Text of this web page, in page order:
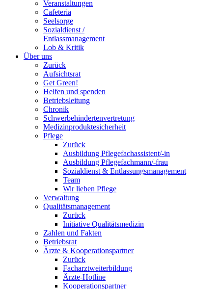
Veranstaltungen
Cafeteria
Seelsorge
Sozialdienst /
Entlassmanagement
Lob & Kritik
Über uns
Zurück
Aufsichtsrat
Get Green!
Helfen und spenden
Betriebsleitung
Chronik
Schwerbehindertenvertretung
Medizinproduktesicherheit
Pflege
Zurück
Ausbildung Pflegefachassistent/-in
Ausbildung Pflegefachmann/-frau
Sozialdienst & Entlassungsmanagement
Team
Wir lieben Pflege
Verwaltung
Qualitätsmanagement
Zurück
Initiative Qualitätsmedizin
Zahlen und Fakten
Betriebsrat
Ärzte & Kooperationspartner
Zurück
Facharztweiterbildung
Ärzte-Hotline
Kooperationspartner